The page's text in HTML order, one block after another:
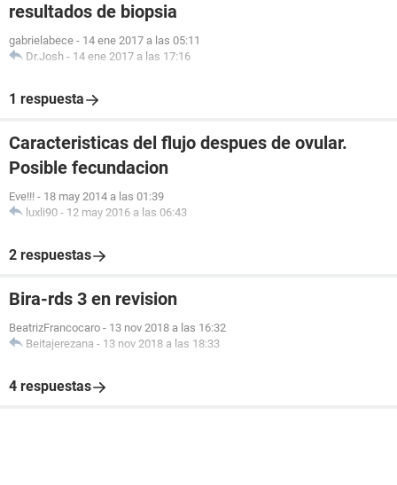
resultados de biopsia
gabrielabece - 14 ene 2017 a las 05:11
Dr.Josh - 14 ene 2017 a las 17:16
1 respuesta
Caracteristicas del flujo despues de ovular.
Posible fecundacion
Eve!!! - 18 may 2014 a las 01:39
luxli90 - 12 may 2016 a las 06:43
2 respuestas
Bira-rds 3 en revision
BeatrizFrancocaro - 13 nov 2018 a las 16:32
Beitajerezana - 13 nov 2018 a las 18:33
4 respuestas